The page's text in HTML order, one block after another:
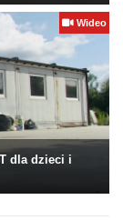
Wideo
dla dzieci i